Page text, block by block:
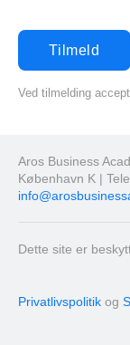
Ved tilmelding
Aros Business
København K |
Dette site er
Privatlivspolitik og